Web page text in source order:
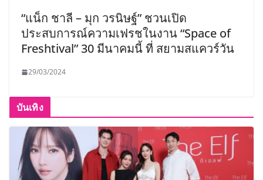
“แน็ก ชาลี – มุก วรนิษฐ์” ชวนเปิด
ประสบการณ์ความเฟรชในงาน “Space of
Freshtival” 30 มีนาคมนี้ ที่ สยามสแควร์วัน
29/03/2024
บันเทิง